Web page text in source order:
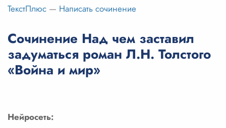
Цены
Вход
Вход с Telegram
ТекстПлюс — Написать сочинение
Сочинение Над чем заставил
задуматься роман Л.Н. Толстого
«Война и мир»
Нейросеть: